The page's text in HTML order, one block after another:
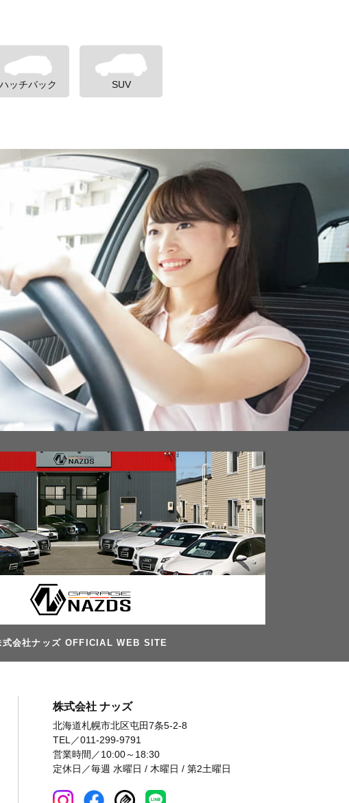
ハッチバック SUV
式会社ナッズ OFFICIAL WEB SITE
株式会社 ナッズ
北海道札幌市北区屯田7条5-2-8
TEL／011-299-9791
営業時間／10:00～18:30
定休日／毎週 水曜日 / 木曜日 / 第2土曜日